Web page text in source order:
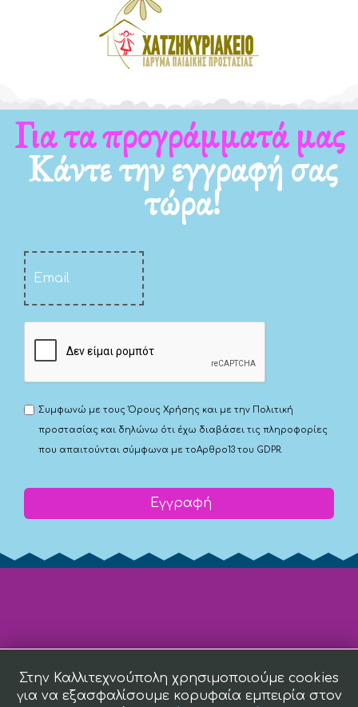
Για τα νέα μας
Κάντε την εγγραφή σας
τώρα!
Συμφωνώ με τουςΌρους Χρήσης και με την Πολιτική
προστασίας και δηλώνω ότι έχω διαβάσει τις πληροφορίες
που απαιτούνται σύμφωνα με τοΑρθρο13 του GDPR.
Εγγραφή
Στην Καλλιτεχνούπολη χρησιμοποιούμε cookies
για να εξασφαλίσουμε κορυφαία εμπειρία στον